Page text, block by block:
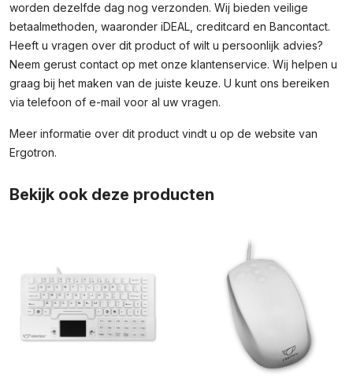
worden dezelfde dag nog verzonden. Wij bieden veilige
betaalmethoden, waaronder iDEAL, creditcard en Bancontact.
Heeft u vragen over dit product of wilt u persoonlijk advies?
Neem gerust contact op met onze klantenservice. Wij helpen u
graag bij het maken van de juiste keuze. U kunt ons bereiken
via telefoon of e-mail voor al uw vragen.
Meer informatie over dit product vindt u op de website van
Ergotron.
Bekijk ook deze producten